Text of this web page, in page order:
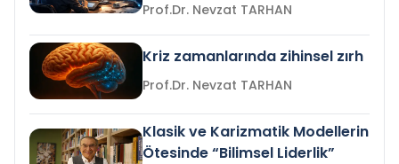
Prof.Dr. Nevzat TARHAN
Kriz zamanlarında zihinsel zırh
Prof.Dr. Nevzat TARHAN
Klasik ve Karizmatik Modellerin
Ötesinde “Bilimsel Liderlik”